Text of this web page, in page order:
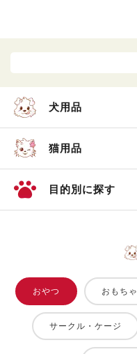
犬用品
猫用品
目的別に探す
おやつ おもちゃ
サークル・ケージ